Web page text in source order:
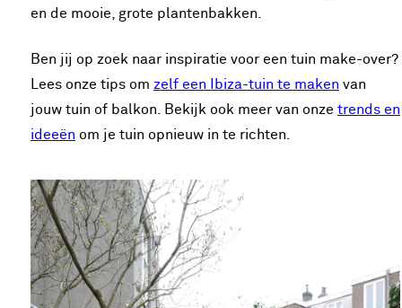
en de mooie, grote plantenbakken.
Ben jij op zoek naar inspiratie voor een tuin make-over?
Lees onze tips om zelf een Ibiza-tuin te maken van
jouw tuin of balkon. Bekijk ook meer van onze trends en
ideeën om je tuin opnieuw in te richten.